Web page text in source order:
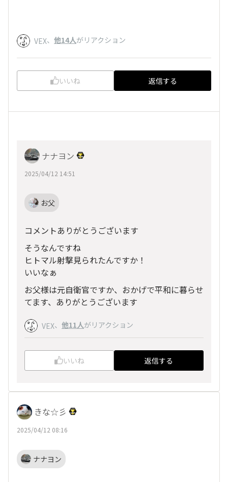
VEX、 他14人がリアクション
いいね 返信する
ナナヨン
2025/04/12 14:51
お父
コメントありがとうございます
そうなんですね
ヒトマル射撃見られたんですか！
いいなぁ
お父様は元自衛官ですか、おかげで平和に暮らせ
てます、ありがとうございます
VEX、 他11人がリアクション
いいね 返信する
きな☆彡
2025/04/12 08:16
ナナヨン